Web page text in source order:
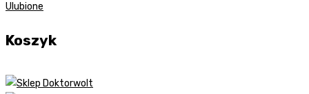
Ulubione
Koszyk